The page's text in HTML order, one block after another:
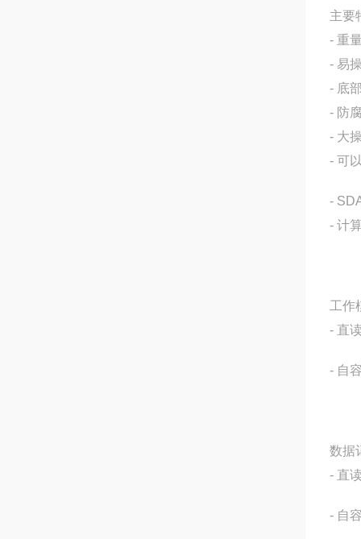
主要
- 重
- 易
- 底
- 防
- 大
- 可
-
- 计
工作
- 直
- 自
数据
- 直
- 自